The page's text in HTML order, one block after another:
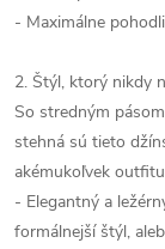
- Maximálne
2. Štýl, ktorý nikdy
So stredným
stehná sú tieto
akémukoľvek
- Elegantný a
formálnejší štýl,